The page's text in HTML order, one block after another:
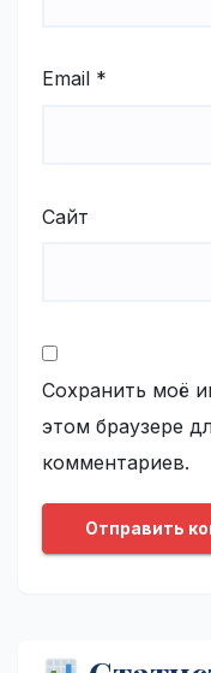
Email *
Сайт
Сохранить моё
этом браузере
комментариев.